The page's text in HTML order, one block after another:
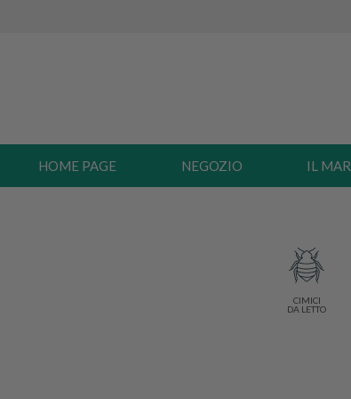
HOME PAGE NEGOZIO IL
CIMICI
DA LETTO